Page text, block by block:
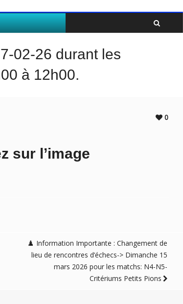
02-26 durant les
à 12h00.
0
sur l’image
♟️ Information Importante : Changement de
lieu de rencontres d’échecs-> Dimanche 15
mars 2026 pour les matchs: N4-N5-
Critériums Petits Pions